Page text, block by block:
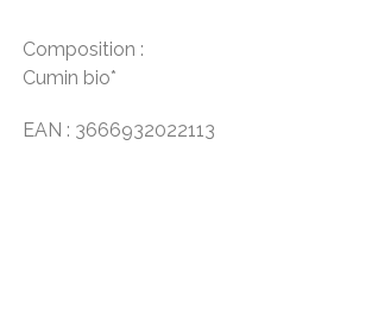
Composition :
Cumin bio*
EAN : 3666932022113